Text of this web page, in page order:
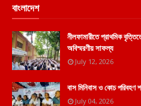
বাংলাদেশ
নীলফামারীতে প্রাথমিক
অবিস্মরণীয় সাফল্য
July 12, 2026
বাস মিনিবাস ও কোচ পরিবহণ
July 04, 2026